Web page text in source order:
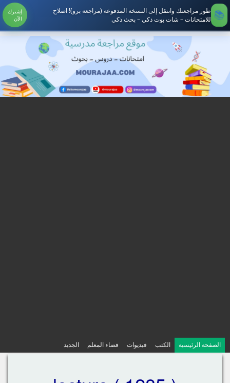
طور مراجعتك وانتقل إلى النسخة المدفوعة (مراجعة برو)! اصلاح
للامتحانات – شات بوت ذكي – بحث ذكي
إشترك
الآن
الصفحة الرئيسية الكتب فيديوات فضاء المعلم الجديد